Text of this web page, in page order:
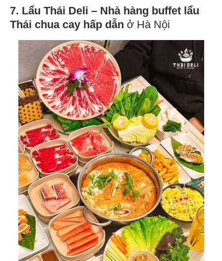
7. Lẩu Thái Deli – Nhà hàng buffet lẩu
Thái chua cay hấp dẫn ở Hà Nội